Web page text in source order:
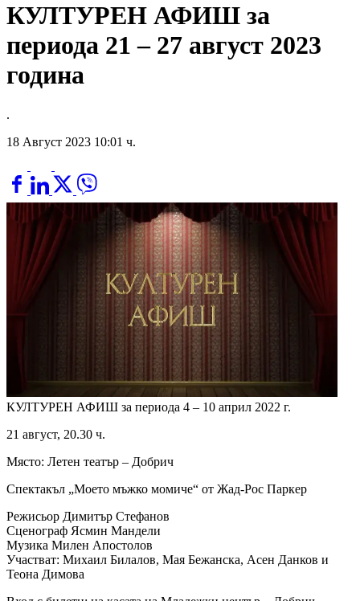
КУЛТУРЕН АФИШ за
периода 21 – 27 август 2023
година
.
18 Август 2023 10:01 ч.
КУЛТУРЕН АФИШ за периода 4 – 10 април 2022 г.
21 август, 20.30 ч.
Място: Летен театър – Добрич
Спектакъл „Моето мъжко момиче“ от Жад-Рос Паркер
Режисьор Димитър Стефанов
Сценограф Ясмин Мандели
Музика Милен Апостолов
Участват: Михаил Билалов, Мая Бежанска, Асен Данков и
Теона Димова